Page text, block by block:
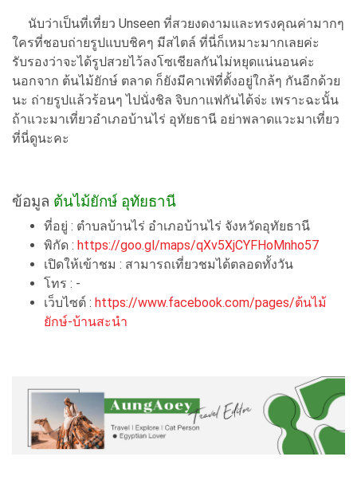
นับว่าเป็นที่เที่ยว Unseen ที่สวยงดงามและทรงคุณค่ามากๆ
ใครที่ชอบถ่ายรูปแบบชิคๆ มีสไตล์ ที่นี่ก็เหมาะมากเลยค่ะ
รับรองว่าจะได้รูปสวยไว้ลงโซเชียลกันไม่หยุดแน่นอนค่ะ
นอกจาก ต้นไม้ยักษ์ ตลาด ก็ยังมีคาเฟ่ที่ตั้งอยู่ใกล้ๆ กันอีกด้วย
นะ ถ่ายรูปแล้วร้อนๆ ไปนั่งชิล จิบกาแฟกันได้จ่ะ เพราะฉะนั้น
ถ้าแวะมาเที่ยวอำเภอบ้านไร่ อุทัยธานี อย่าพลาดแวะมาเที่ยว
ที่นี่ดูนะคะ
ข้อมูล ต้นไม้ยักษ์ อุทัยธานี
ที่อยู่ : ตำบลบ้านไร่ อำเภอบ้านไร่ จังหวัดอุทัยธานี
พิกัด : https://goo.gl/maps/qXv5XjCYFHoMnho57
เปิดให้เข้าชม : สามารถเที่ยวชมได้ตลอดทั้งวัน
โทร : -
เว็บไซต์ : https://www.facebook.com/pages/ต้นไม้
ยักษ์-บ้านสะนำ